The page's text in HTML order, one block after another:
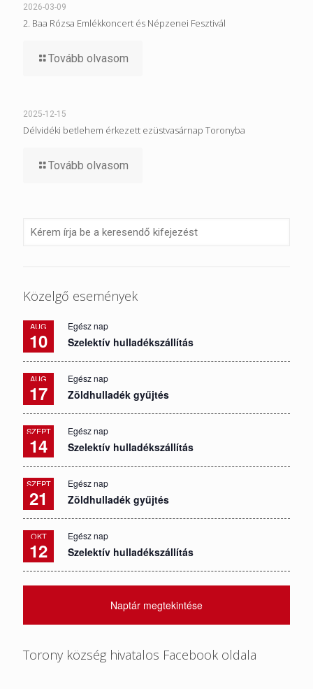
2026-03-09
2. Baa Rózsa Emlékkoncert és Népzenei Fesztivál
Tovább olvasom
2025-12-15
Délvidéki betlehem érkezett ezüstvasárnap Toronyba
Tovább olvasom
Közelgő események
AUG
10
Egész nap
Szelektív hulladékszállítás
AUG
17
Egész nap
Zöldhulladék gyűjtés
SZEPT
14
Egész nap
Szelektív hulladékszállítás
SZEPT
21
Egész nap
Zöldhulladék gyűjtés
OKT
12
Egész nap
Szelektív hulladékszállítás
Naptár megtekintése
Torony község hivatalos Facebook oldala